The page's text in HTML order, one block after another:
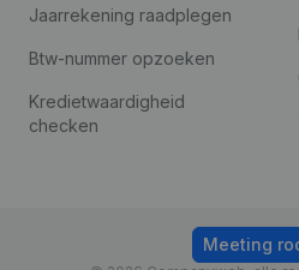
Jaarrekening raadplegen
Btw-nummer opzoeken
Kredietwaardigheid
checken
Meeting